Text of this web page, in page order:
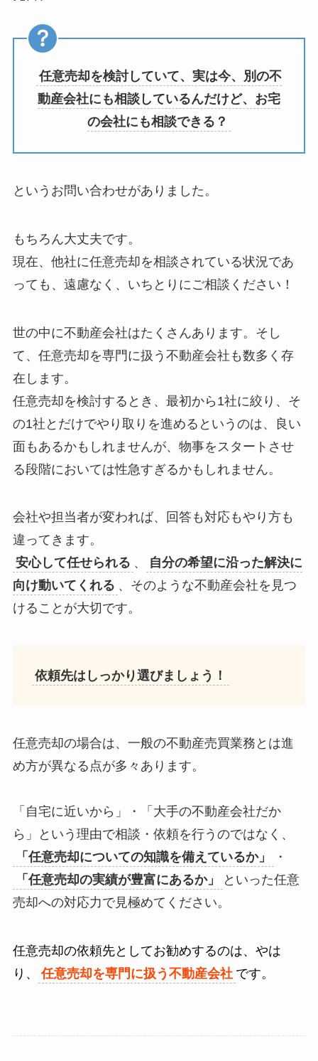
任意売却を検討していて、実は今、別の不
動産会社にも相談しているんだけど、お宅
の会社にも相談できる？
というお問い合わせがありました。
もちろん大丈夫です。
現在、他社に任意売却を相談されている状況であ
っても、遠慮なく、いちとりにご相談ください！
世の中に不動産会社はたくさんあります。そし
て、任意売却を専門に扱う不動産会社も数多く存
在します。
任意売却を検討するとき、最初から1社に絞り、そ
の1社とだけでやり取りを進めるというのは、良い
面もあるかもしれませんが、物事をスタートさせ
る段階においては性急すぎるかもしれません。
会社や担当者が変われば、回答も対応もやり方も
違ってきます。
安心して任せられる 、
自分の希望に沿った解決に
向け動いてくれる 、そのような不動産会社を見つ
けることが大切です。
依頼先はしっかり選びましょう！
任意売却の場合は、一般の不動産売買業務とは進
め方が異なる点が多々あります。
「自宅に近いから」・「大手の不動産会社だか
ら」という理由で相談・依頼を行うのではなく、
「任意売却についての知識を備えているか」
・
「任意売却の実績が豊富にあるか」
といった任意
売却への対応力で見極めてください。
任意売却の依頼先としてお勧めするのは、やは
り、
任意売却を専門に扱う不動産会社 です。